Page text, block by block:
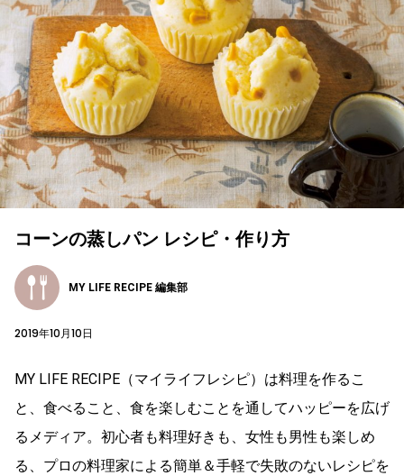
コーンの蒸しパン レシピ・作り方
MY LIFE RECIPE 編集部
2019年10月10日
MY LIFE RECIPE（マイライフレシピ）は料理を作るこ
と、食べること、食を楽しむことを通してハッピーを広げ
るメディア。初心者も料理好きも、女性も男性も楽しめ
る、プロの料理家による簡単＆手軽で失敗のないレシピを